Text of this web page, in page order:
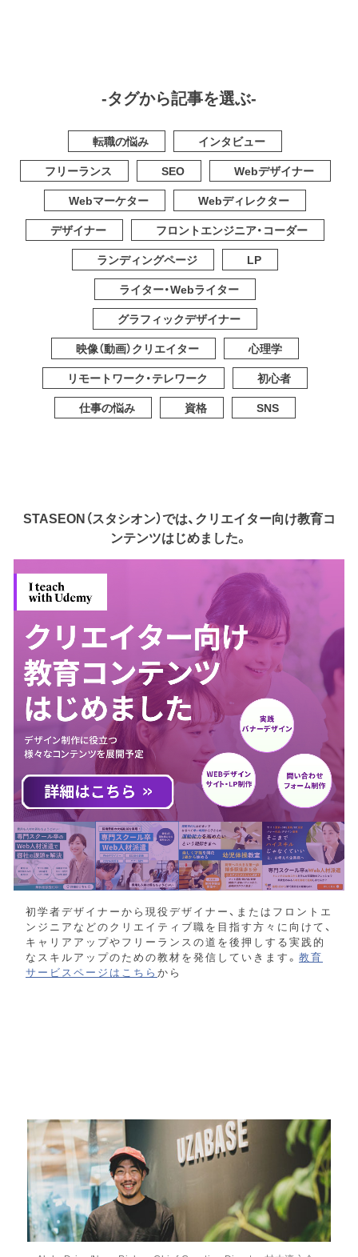
-タグから記事を選ぶ-
転職の悩み
インタビュー
フリーランス
SEO
Webデザイナー
Webマーケター
Webディレクター
デザイナー
フロントエンジニア・コーダー
ランディングページ
LP
ライター・Webライター
グラフィックデザイナー
映像（動画）クリエイター
心理学
リモートワーク・テレワーク
初心者
仕事の悩み
資格 SNS
STASEON（スタシオン）では、クリエイター向け教育コ
ンテンツはじめました。
初学者デザイナーから現役デザイナー、またはフロントエ
ンジニアなどのクリエイティブ職を目指す方々に向けて、
キャリアアップやフリーランスの道を後押しする実践的
なスキルアップのための教材を発信していきます。 教育
サービスページはこちら から